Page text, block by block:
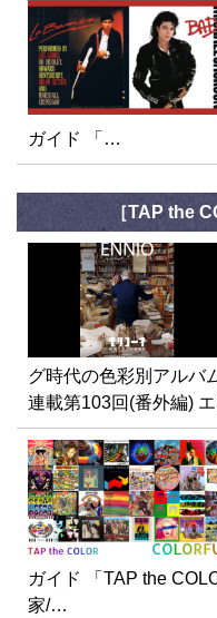
ガイド 「…
［TAP the
グ時代の色彩別アルバ
連載第103回(番外編)
ガイド 「TAP the
家/…